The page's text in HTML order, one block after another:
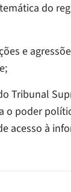
do
e
Tribunal
o poder
acesso à